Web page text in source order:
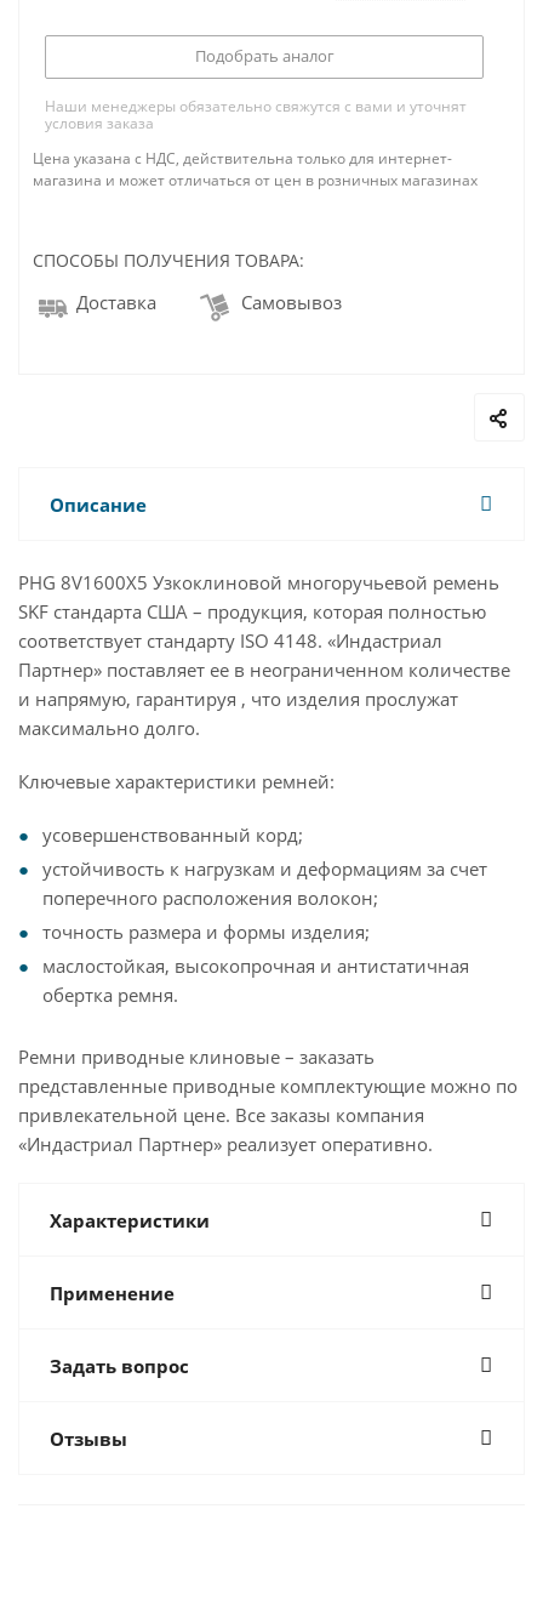
Подобрать аналог
Наши менеджеры обязательно свяжутся с вами и уточнят
условия заказа
Цена указана с НДС, действительна только для интернет-
магазина и может отличаться от цен в розничных магазинах
СПОСОБЫ ПОЛУЧЕНИЯ ТОВАРА:
Доставка Самовывоз
Описание
PHG 8V1600X5 Узкоклиновой многоручьевой ремень
SKF стандарта США – продукция, которая полностью
соответствует стандарту ISO 4148. «Индастриал
Партнер» поставляет ее в неограниченном количестве
и напрямую, гарантируя , что изделия прослужат
максимально долго.
Ключевые характеристики ремней:
усовершенствованный корд;
устойчивость к нагрузкам и деформациям за счет
поперечного расположения волокон;
точность размера и формы изделия;
маслостойкая, высокопрочная и антистатичная
обертка ремня.
Ремни приводные клиновые – заказать
представленные приводные комплектующие можно по
привлекательной цене. Все заказы компания
«Индастриал Партнер» реализует оперативно.
Характеристики
Применение
Задать вопрос
Отзывы